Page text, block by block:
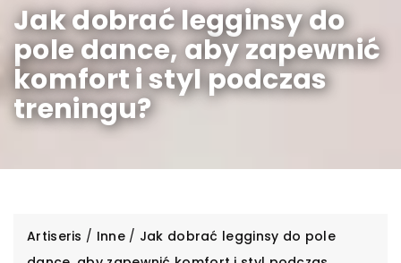
Jak dobrać legginsy do
pole dance, aby zapewnić
komfort i styl podczas
treningu?
Artiseris / Inne/ Jak dobrać legginsy do pole